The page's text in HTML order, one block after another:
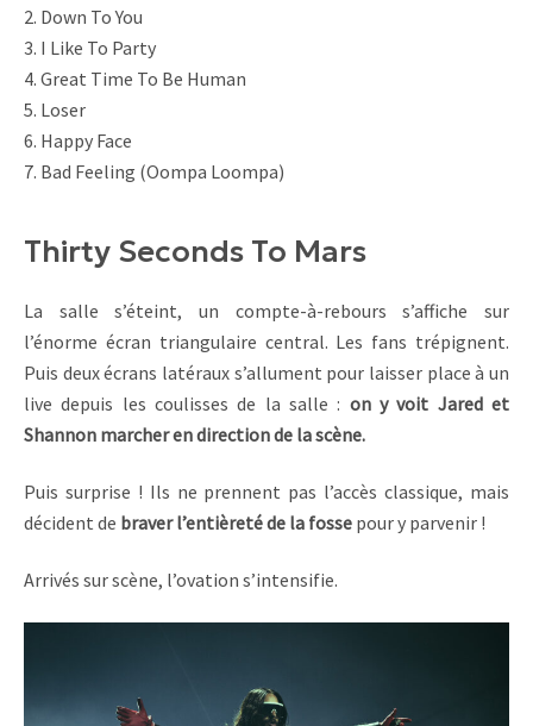
2. Down To You
3. I Like To Party
4. Great Time To Be Human
5. Loser
6. Happy Face
7. Bad Feeling (Oompa Loompa)
Thirty Seconds To Mars
La salle s’éteint, un compte-à-rebours s’affiche sur
l’énorme écran triangulaire central. Les fans trépignent.
Puis deux écrans latéraux s’allument pour laisser place à un
live depuis les coulisses de la salle : on y voit Jared et
Shannon marcher en direction de la scène.
Puis surprise ! Ils ne prennent pas l’accès classique, mais
décident de braver l’entièreté de la fosse pour y parvenir !
Arrivés sur scène, l’ovation s’intensifie.